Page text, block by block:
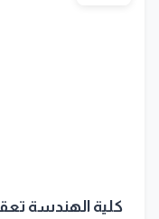
كلية الهندسة